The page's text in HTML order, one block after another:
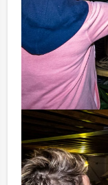
Handige tip:
Niet telkens uw
te rekenen? Voor
BTW) kunt u
waarbij u
huiswijn, koffie
voor
Komt u niet aan
bereid bent voor
ook gewoon